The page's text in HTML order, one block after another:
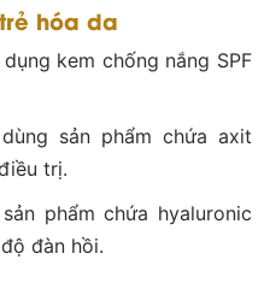
hóa da
kem chống nắng SPF
sản phẩm chứa axit
trị.
phẩm chứa hyaluronic
đàn hồi.